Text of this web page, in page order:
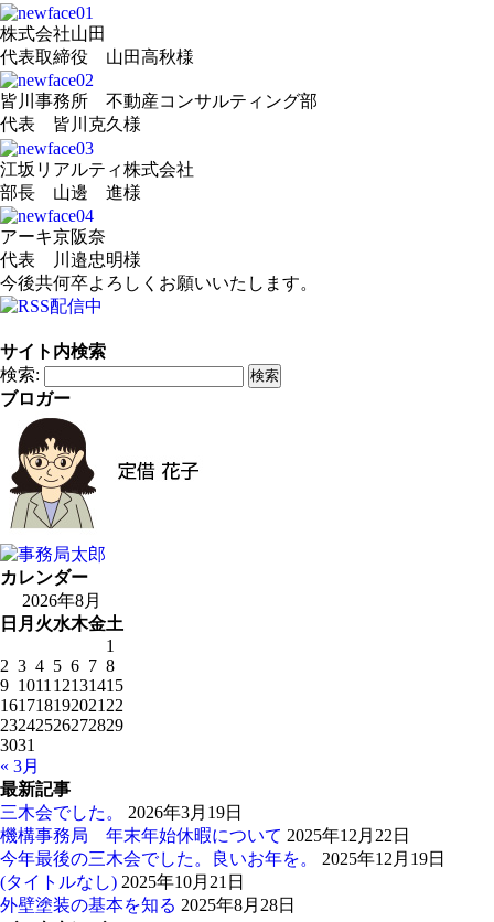
株式会社山田
代表取締役 山田高秋様
皆川事務所 不動産コンサルティング部
代表 皆川克久様
江坂リアルティ株式会社
部長 山邊 進様
アーキ京阪奈
代表 川邉忠明様
今後共何卒よろしくお願いいたします。
サイト内検索
検索:
ブロガー
カレンダー
2026年8月
日 月 火水木金土
« 3月
1
2 3 4 5 6 7 8
9 1011 12131415
161718192021 22
23242526272829
3031
最新記事
三木会でした。
2026年3月19日
機構事務局 年末年始休暇について 2025年12月22日
今年最後の三木会でした。良いお年を。
2025年12月19日
(タイトルなし) 2025年10月21日
外壁塗装の基本を知る 2025年8月28日